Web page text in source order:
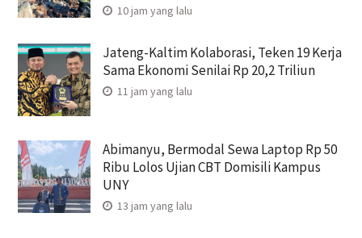
10 jam yang lalu
Jateng-Kaltim Kolaborasi, Teken 19 Kerja
Sama Ekonomi Senilai Rp 20,2 Triliun
11 jam yang lalu
Abimanyu, Bermodal Sewa Laptop Rp 50
Ribu Lolos Ujian CBT Domisili Kampus
UNY
13 jam yang lalu